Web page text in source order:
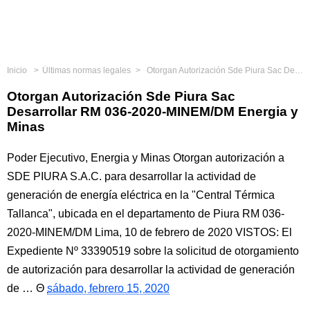
Inicio Últimas normas legales Otorgan Autorización Sde Piura Sac Desarrollar RM 036-2020-MINEM/DM Energia y Minas
Otorgan Autorización Sde Piura Sac
Desarrollar RM 036-2020-MINEM/DM Energia y
Minas
Poder Ejecutivo, Energia y Minas Otorgan autorización a
SDE PIURA S.A.C. para desarrollar la actividad de
generación de energía eléctrica en la "Central Térmica
Tallanca", ubicada en el departamento de Piura RM 036-
2020-MINEM/DM Lima, 10 de febrero de 2020 VISTOS: El
Expediente Nº 33390519 sobre la solicitud de otorgamiento
de autorización para desarrollar la actividad de generación
de …
sábado, febrero 15, 2020